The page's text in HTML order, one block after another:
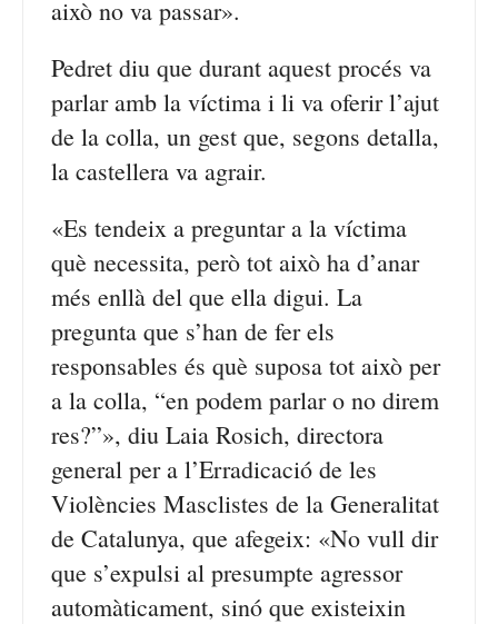
això no va passar».
Pedret diu que durant aquest procés va
parlar amb la víctima i li va oferir l’ajut
de la colla, un gest que, segons detalla,
la castellera va agrair.
«Es tendeix a preguntar a la víctima
què necessita, però tot això ha d’anar
més enllà del que ella digui. La
pregunta que s’han de fer els
responsables és què suposa tot això per
a la colla, “en podem parlar o no direm
res?”», diu Laia Rosich, directora
general per a l’Erradicació de les
Violències Masclistes de la Generalitat
de Catalunya, que afegeix: «No vull dir
que s’expulsi al presumpte agressor
automàticament, sinó que existeixin